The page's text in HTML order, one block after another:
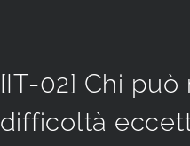
[IT-02] Chi
difficoltà